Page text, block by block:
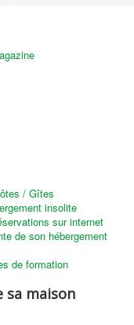
/ Gîtes
insolite
sur internet
de son hébergement
de formation
sa maison